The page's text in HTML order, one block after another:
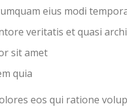
eius modi
veritatis et quasi
sit amet
quia
eos qui ratione